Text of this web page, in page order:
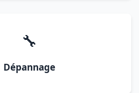
🔧
Dépannage